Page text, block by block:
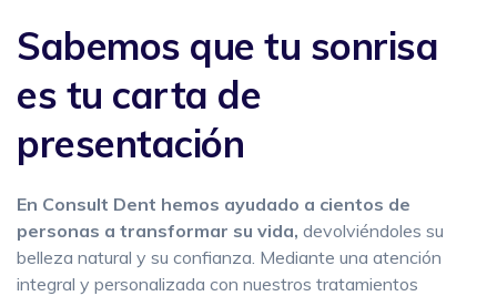
Sabemos que tu sonrisa
es tu carta de
presentación
En Consult Dent hemos ayudado a cientos de
personas a transformar su vida, devolviéndoles su
belleza natural y su confianza. Mediante una atención
integral y personalizada con nuestros tratamientos